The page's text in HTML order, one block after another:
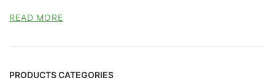
READ MORE
PRODUCTS CATEGORIES